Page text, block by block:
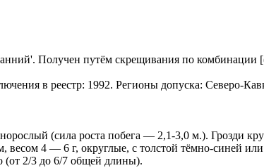
Получен путём скрещивания по комбинации
в реестр: 1992. Регионы допуска: Северо-
(сила роста побега — 2,1-3,0 м.). Грозди
4 — 6 г, округлые, с толстой тёмно-синей
(от 2/3 до 6/7 общей длины).